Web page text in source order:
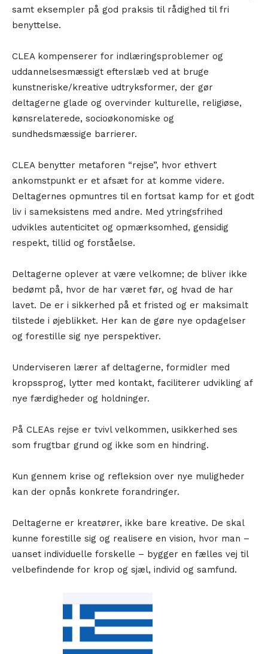
samt eksempler på god praksis til rådighed til fri
benyttelse.
CLEA kompenserer for indlæringsproblemer og
uddannelsesmæssigt efterslæb ved at bruge
kunstneriske/kreative udtryksformer, der gør
deltagerne glade og overvinder kulturelle, religiøse,
kønsrelaterede, socioøkonomiske og
sundhedsmæssige barrierer.
CLEA benytter metaforen “rejse”, hvor ethvert
ankomstpunkt er et afsæt for at komme videre.
Deltagernes opmuntres til en fortsat kamp for et godt
liv i sameksistens med andre. Med ytringsfrihed
udvikles autenticitet og opmærksomhed, gensidig
respekt, tillid og forståelse.
Deltagerne oplever at være velkomne; de bliver ikke
bedømt på, hvor de har været før, og hvad de har
lavet. De er i sikkerhed på et fristed og er maksimalt
tilstede i øjeblikket. Her kan de gøre nye opdagelser
og forestille sig nye perspektiver.
Underviseren lærer af deltagerne, formidler med
kropssprog, lytter med kontakt, faciliterer udvikling af
nye færdigheder og holdninger.
På CLEAs rejse er tvivl velkommen, usikkerhed ses
som frugtbar grund og ikke som en hindring.
Kun gennem krise og refleksion over nye muligheder
kan der opnås konkrete forandringer.
Deltagerne er kreatører, ikke bare kreative. De skal
kunne forestille sig og realisere en vision, hvor man –
uanset individuelle forskelle – bygger en fælles vej til
velbefindende for krop og sjæl, individ og samfund.